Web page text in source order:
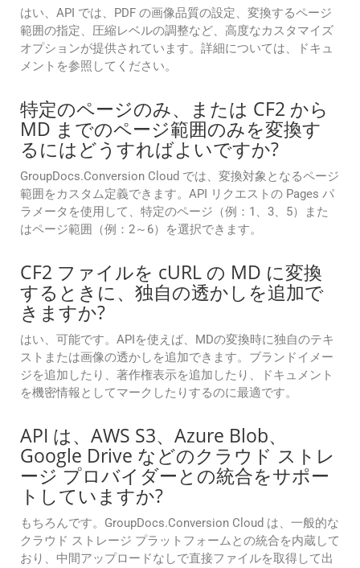
はい、API では、PDF の画像品質の設定、変換するページ
範囲の指定、圧縮レベルの調整など、高度なカスタマイズ
オプションが提供されています。詳細については、ドキュ
メントを参照してください。
特定のページのみ、または CF2 から
MD までのページ範囲のみを変換す
るにはどうすればよいですか?
GroupDocs.Conversion Cloud では、変換対象となるページ
範囲をカスタム定義できます。API リクエストの Pages パ
ラメータを使用して、特定のページ（例：1、3、5）また
はページ範囲（例：2～6）を選択できます。
CF2 ファイルを cURL の MD に変換
するときに、独自の透かしを追加で
きますか?
はい、可能です。APIを使えば、MDの変換時に独自のテキ
ストまたは画像の透かしを追加できます。ブランドイメー
ジを追加したり、著作権表示を追加したり、ドキュメント
を機密情報としてマークしたりするのに最適です。
API は、AWS S3、Azure Blob、
Google Drive などのクラウド ストレ
ージ プロバイダーとの統合をサポー
トしていますか?
もちろんです。GroupDocs.Conversion Cloud は、一般的な
クラウド ストレージ プラットフォームとの統合を内蔵して
おり、中間アップロードなしで直接ファイルを取得して出